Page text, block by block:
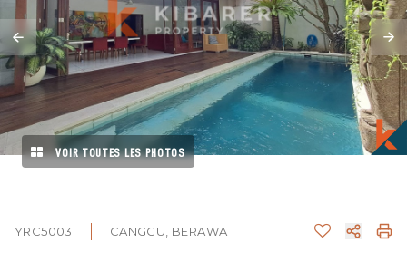
VOIR TOUTES LES PHOTOS
YRC5003 CANGGU, BERAWA